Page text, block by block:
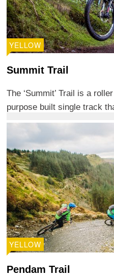
YELLOW
Summit Trail
The ‘Summit’ Trail is a
purpose built single track
YELLOW
Pendam Trail